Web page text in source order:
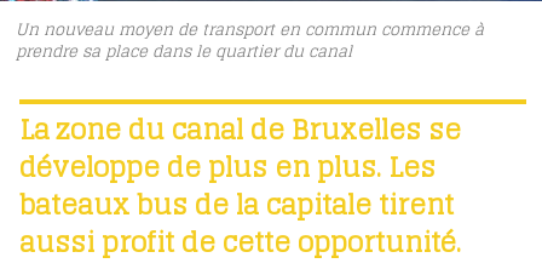
Un nouveau moyen de transport en commun commence à
prendre sa place dans le quartier du canal
La zone du canal de Bruxelles se
développe de plus en plus. Les
bateaux bus de la capitale tirent
aussi profit de cette opportunité.